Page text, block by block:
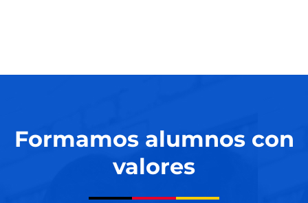
Formamos alumnos con
valores